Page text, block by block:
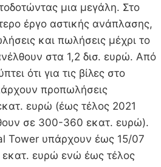
μια μεγάλη. Στο
έργο αστικής ανάπλασης,
και πωλήσεις μέχρι το
στα 1,2 δισ. ευρώ. Από
ότι για τις βίλες στο
προπωλήσεις
ευρώ (έως τέλος 2021
σε 300-360 εκατ. ευρώ).
Tower υπάρχουν έως 15/07
εκατ. ευρώ ενώ έως τέλος